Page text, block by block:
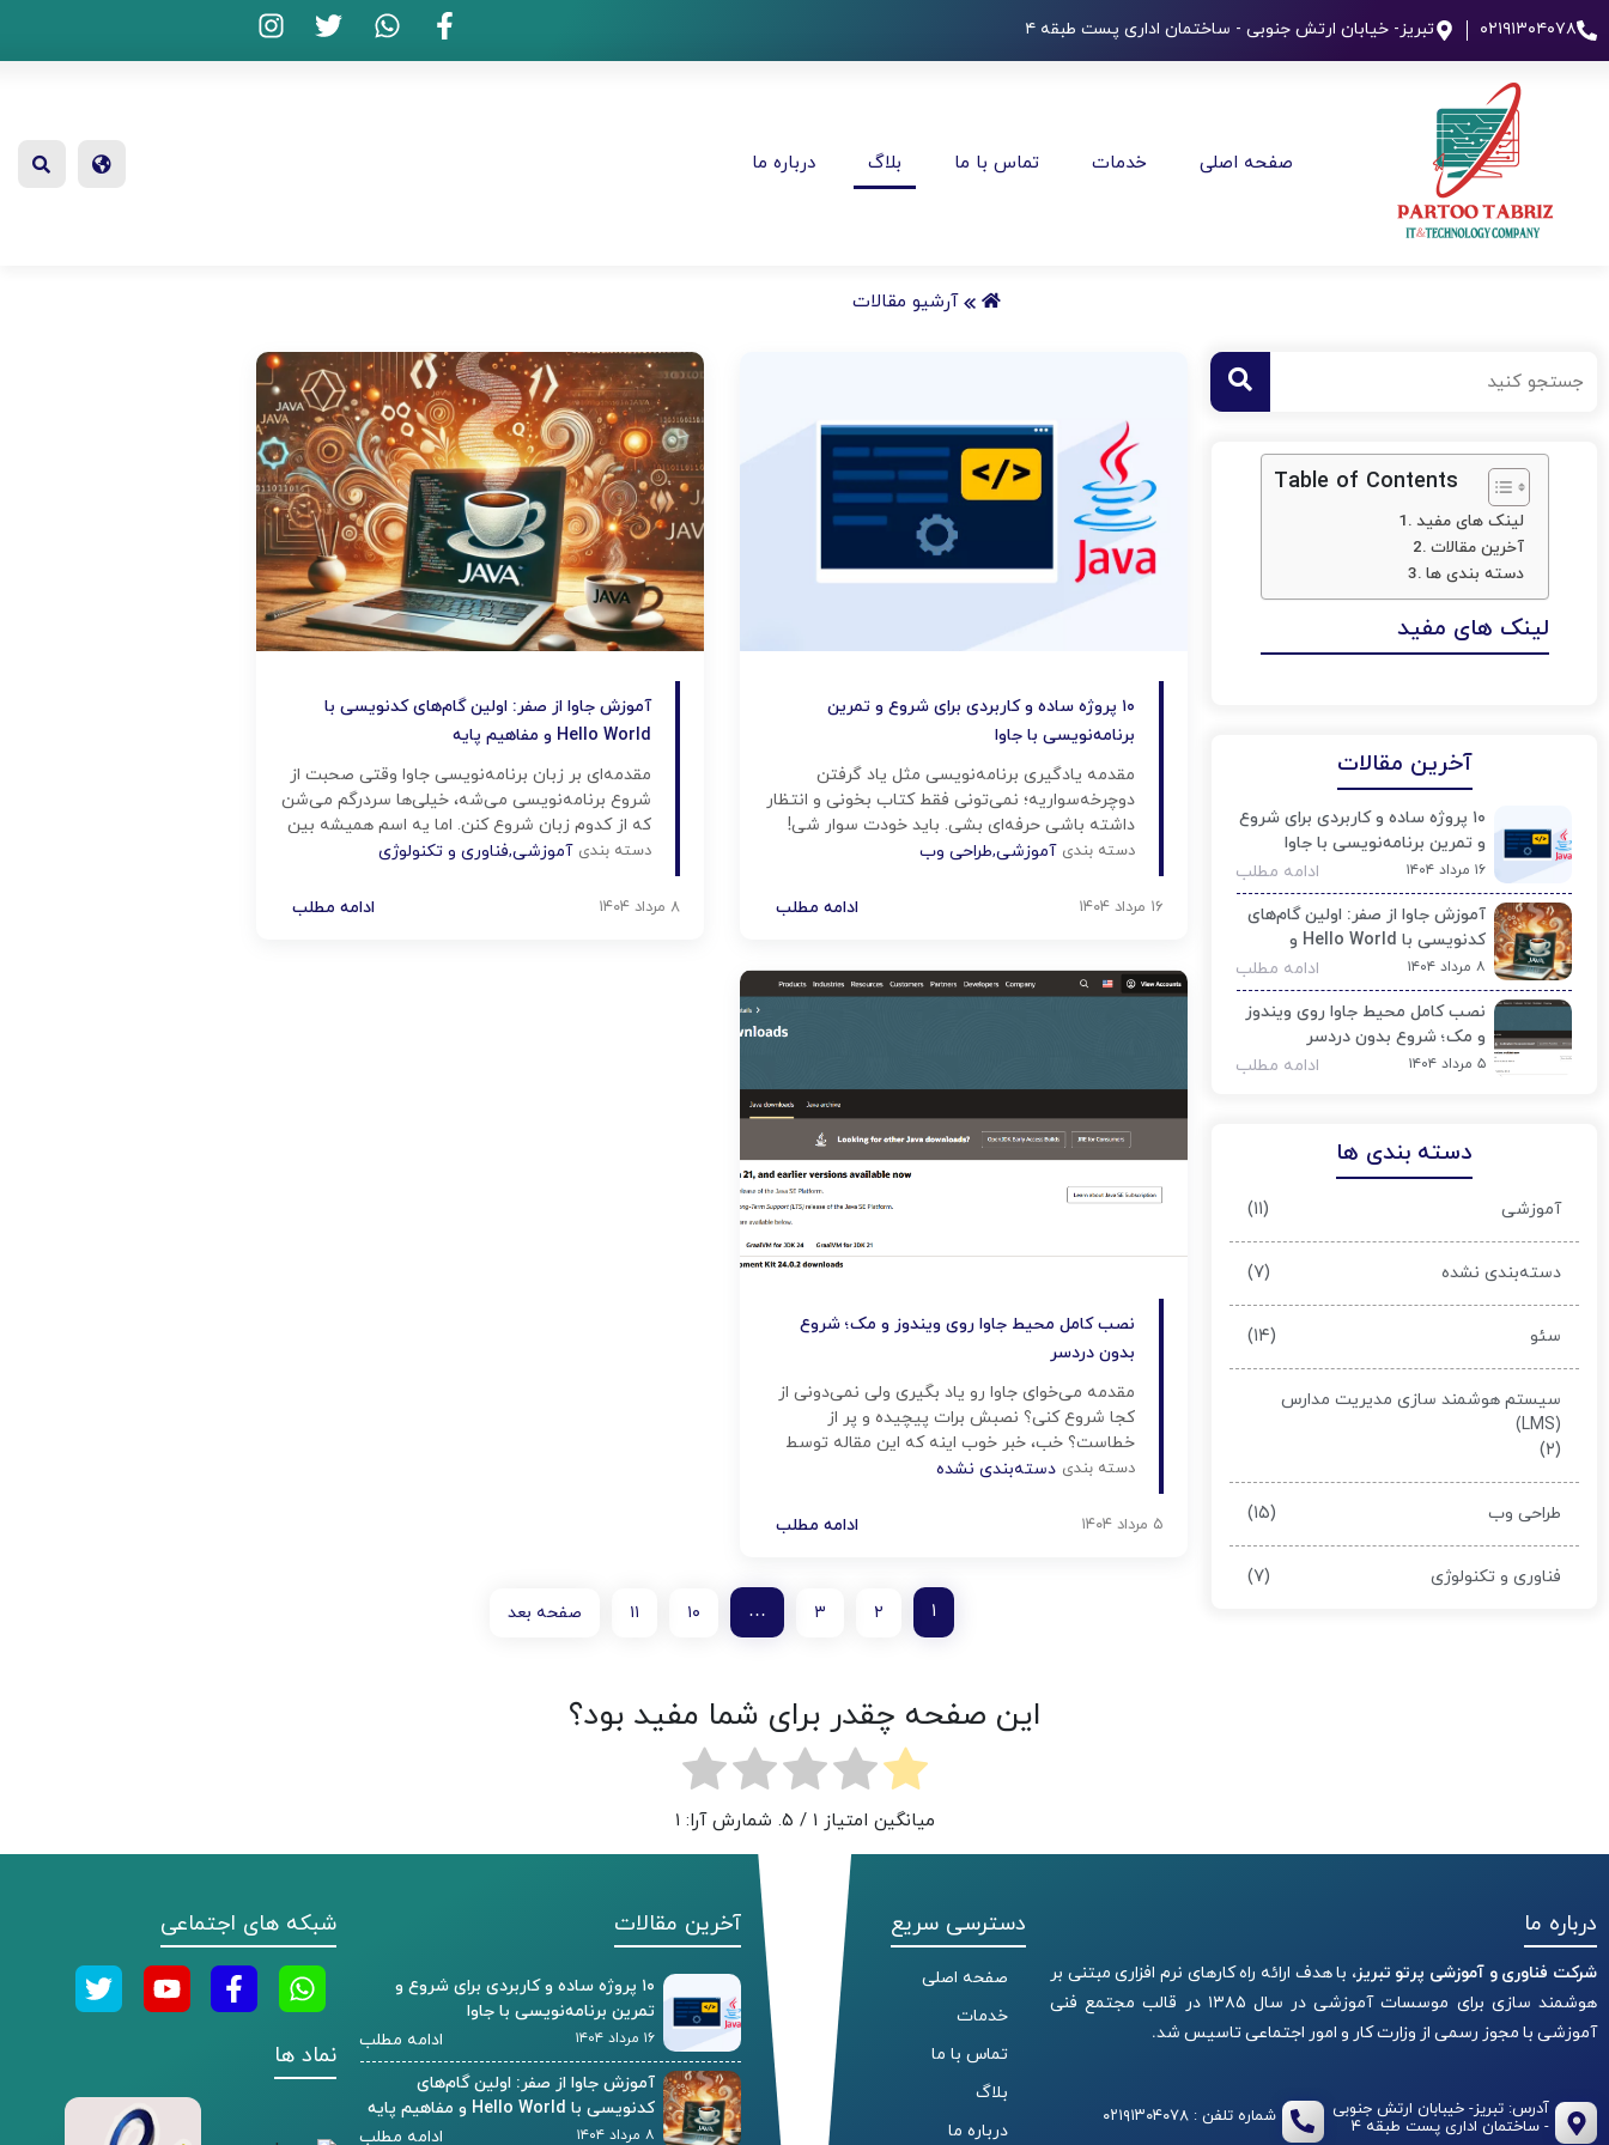
۰۲۱۹۱۳۰۴۰۷۸ تبریز- خیابان ارتش جنوبی - ساختمان اداری پست طبقه ۴
صفحه اصلی خدمات تماس با ما بلاگ درباره ما
آرشیو مقالات
Table of Contents
لینک های مفید
آخرین مقالات
دسته بندی ها
لینک های مفید
آخرین مقالات
۱۰ پروژه ساده و کاربردی برای شروع
و تمرین برنامه‌نویسی با جاوا
۱۶ مرداد ۱۴۰۴
ادامه مطلب
آموزش جاوا از صفر: اولین گام‌های
کدنویسی با Hello World و
مفاهیم پایه
۸ مرداد ۱۴۰۴
ادامه مطلب
نصب کامل محیط جاوا روی ویندوز
و مک؛ شروع بدون دردسر
۵ مرداد ۱۴۰۴ ادامه مطلب
دسته بندی ها
آموزشی (۱۱)
دسته‌بندی نشده (۷)
سئو (۱۴)
سیستم هوشمند سازی مدیریت مدارس
(LMS)
(۲)
طراحی وب (۱۵)
فناوری و تکنولوژی (۷)
۱۰ پروژه ساده و کاربردی برای شروع و تمرین
برنامه‌نویسی با جاوا
مقدمه یادگیری برنامه‌نویسی مثل یاد گرفتن
دوچرخه‌سواریه؛ نمی‌تونی فقط کتاب بخونی و انتظار
داشته باشی حرفه‌ای بشی. باید خودت سوار شی!
توی این مقاله که توسط شرکت پرتو تبریز آماده
هم بررسی کنیم تا بتونی مهارت‌هات رو در دنیای
دسته بندی آموزشی,طراحی وب
۱۶ مرداد ۱۴۰۴ ادامه مطلب
آموزش جاوا از صفر: اولین گام‌های کدنویسی با
Hello World و مفاهیم پایه
مقدمه‌ای بر زبان برنامه‌نویسی جاوا وقتی صحبت از
شروع برنامه‌نویسی می‌شه، خیلی‌ها سردرگم می‌شن
که از کدوم زبان شروع کنن. اما یه اسم همیشه بین
پیشنهادها دیده می‌شه: جاوا. دلیلش چیه؟ چون جاوا
زبان‌های برنامه‌نویسی دنیاست. اگر دنبال راهی
دسته بندی آموزشی,فناوری و تکنولوژی
۸ مرداد ۱۴۰۴ ادامه مطلب
نصب کامل محیط جاوا روی ویندوز و مک؛ شروع
بدون دردسر
مقدمه می‌خوای جاوا رو یاد بگیری ولی نمی‌دونی از
کجا شروع کنی؟ نصبش برات پیچیده و پر از
خطاست؟ خب، خبر خوب اینه که این مقاله توسط
شرکت پرتو دقیقا برای تو نوشته شده! قراره با هم،
قدم‌به‌قدم پیش ببریم، بدون دردسر و مثل آب
دسته بندی دسته‌بندی نشده
۵ مرداد ۱۴۰۴ ادامه مطلب
۱ ۲ ۳ … ۱۰ ۱۱ صفحه بعد
این صفحه چقدر برای شما مفید بود؟
میانگین امتیاز ۱ / ۵. شمارش آرا: ۱
درباره ما
شرکت فناوری و آموزشی پرتو تبریز، با هدف ارائه راه کارهای نرم افزاری مبتنی بر
هوشمند سازی برای موسسات آموزشی در سال ۱۳۸۵ در قالب مجتمع فنی
آموزشی با مجوز رسمی از وزارت کار و امور اجتماعی تاسیس شد.
آدرس: تبریز- خیبابان ارتش جنوبی
- ساختمان اداری پست طبقه ۴
شماره تلفن : ۰۲۱۹۱۳۰۴۰۷۸
دسترسی سریع
صفحه اصلی
خدمات
تماس با ما
بلاگ
درباره ما
آخرین مقالات
۱۰ پروژه ساده و کاربردی برای شروع و
تمرین برنامه‌نویسی با جاوا
۱۶ مرداد ۱۴۰۴
ادامه مطلب
آموزش جاوا از صفر: اولین گام‌های
کدنویسی با Hello World و مفاهیم پایه
۸ مرداد ۱۴۰۴ ادامه مطلب
شبکه های اجتماعی
نماد ها